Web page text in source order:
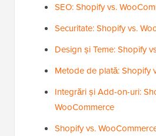
SEO: Shopify vs.
Securitate: Shopify vs.
Design și Teme: Shopify
Metode de plată: Shopify
Integrări și Add-on-uri:
WooCommerce
Shopify vs.